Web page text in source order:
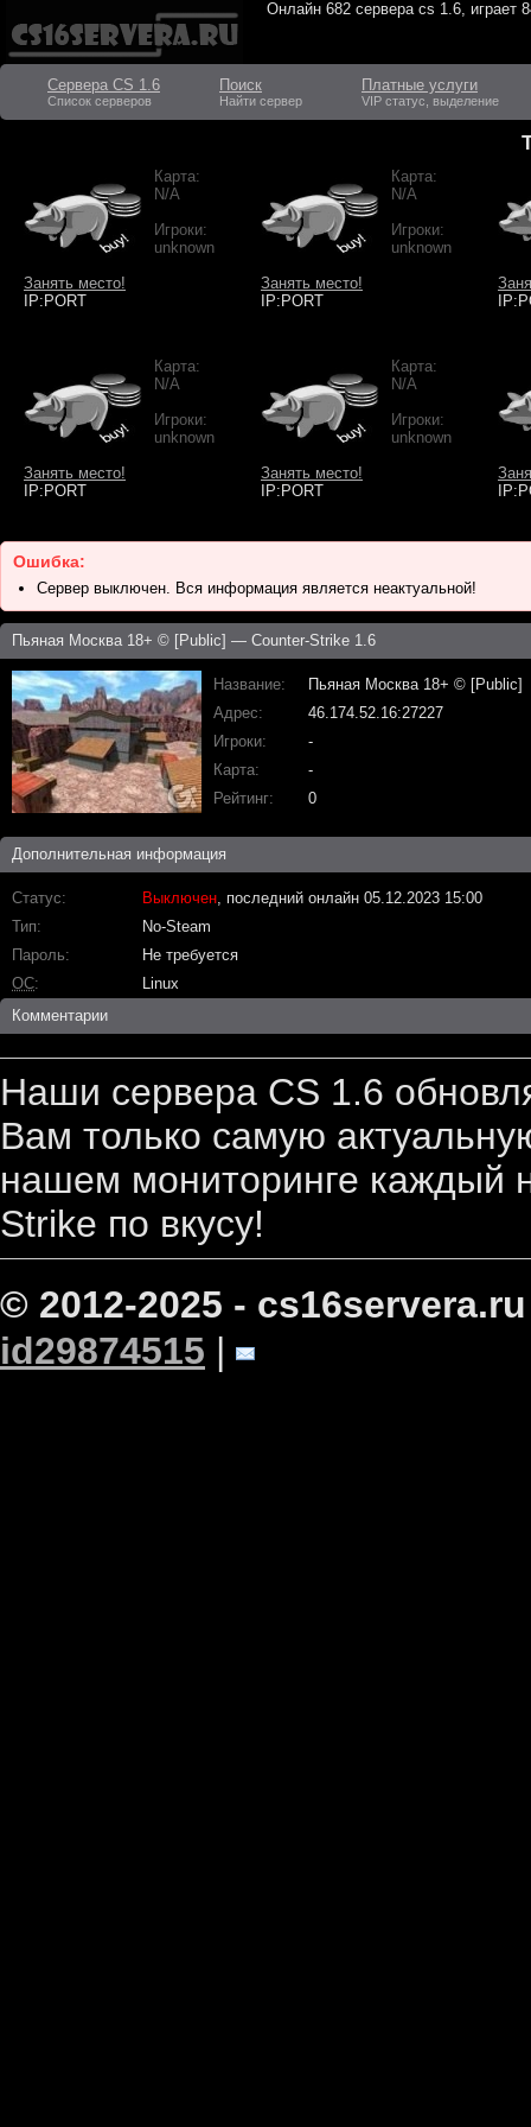
Онлайн 682 сервера cs 1.6, играет
Сервера CS 1.6
Список серверов
Поиск
Найти сервер
Платные услуги
VIP статус, выделение
Карта:
N/A
Игроки:
unknown
Занять место!
IP:PORT
Карта:
N/A
Игроки:
unknown
Занять место!
IP:PORT
Карта:
N/A
Игроки:
unknown
Занять место!
IP:PORT
Карта:
N/A
Игроки:
unknown
Занять место!
IP:PORT
Ошибка:
Сервер выключен. Вся информация является неактуальной!
Пьяная Москва 18+ © [Public] — Counter-Strike 1.6
Название
Пьяная Москва 18+ © [Public]
Адрес
46.174.52.16:27227
Игроки
-
Карта
-
Рейтинг
0
Дополнительная информация
Статус Выключен, последний онлайн 05.12.2023 15:00
Тип
No-Steam
Пароль
Не требуется
ОС
Linux
Комментарии
Наши сервера CS 1.6
Вам только самую
нашем мониторинге каждый
Strike по вкусу!
© 2012-2025 - cs16servera.ru
id29874515 |